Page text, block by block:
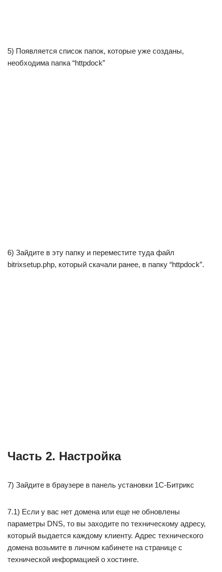
5) Появляется список папок, которые уже созданы,
необходима папка “httpdock”
6) Зайдите в эту папку и переместите туда файл
bitrixsetup.php, который скачали ранее, в папку “httpdock”.
Часть 2. Настройка
7) Зайдите в браузере в панель установки 1C-Битрикс
7.1) Если у вас нет домена или еще не обновлены
параметры DNS, то вы заходите по техническому адресу,
который выдается каждому клиенту. Адрес технического
домена возьмите в личном кабинете на странице с
технической информацией о хостинге.